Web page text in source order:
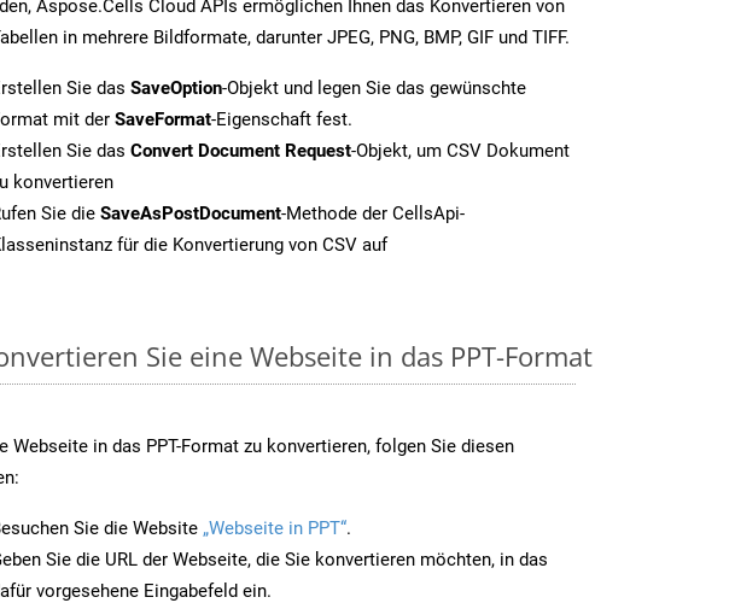
Aspose.Cells Cloud APIs ermöglichen Ihnen das Konvertieren von
in mehrere Bildformate, darunter JPEG, PNG, BMP, GIF und TIFF.
Sie das SaveOption-Objekt und legen Sie das gewünschte
mit der SaveFormat-Eigenschaft fest.
Sie das Convert Document Request-Objekt, um CSV Dokument
konvertieren
Sie die SaveAsPostDocument-Methode der CellsApi-
für die Konvertierung von CSV auf
Sie eine Webseite in das PPT-Format
Webseite in das PPT-Format zu konvertieren, folgen Sie diesen
Sie die Website „Webseite in PPT“.
Sie die URL der Webseite, die Sie konvertieren möchten, in das
vorgesehene Eingabefeld ein.